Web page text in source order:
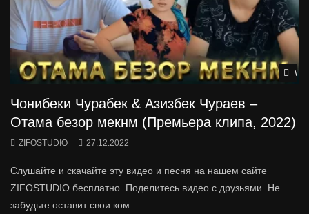
Чонибеки Чурабек & Азизбек Чураев –
Отама безор мекнм (Премьера клипа, 2022)
ZIFOSTUDIO 27.12.2022
Слушайте и скачайте эту видео и песня на нашем сайте
ZIFOSTUDIO бесплатно. Поделитесь видео с друзьями. Не
забудьте оставит свои ком...